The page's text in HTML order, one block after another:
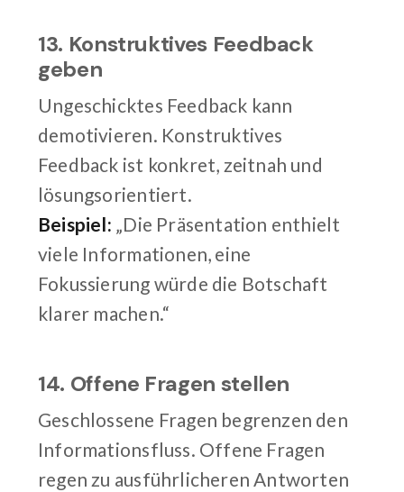
13. Konstruktives Feedback
geben
Ungeschicktes Feedback kann
demotivieren. Konstruktives
Feedback ist konkret, zeitnah und
lösungsorientiert.
Beispiel: „Die Präsentation enthielt
viele Informationen, eine
Fokussierung würde die Botschaft
klarer machen.“
14. Offene Fragen stellen
Geschlossene Fragen begrenzen den
Informationsfluss. Offene Fragen
regen zu ausführlicheren Antworten